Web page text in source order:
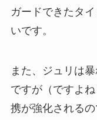
ガードできたタ
いです。
また、ジュリは
ですが（ですよ
携が強化される